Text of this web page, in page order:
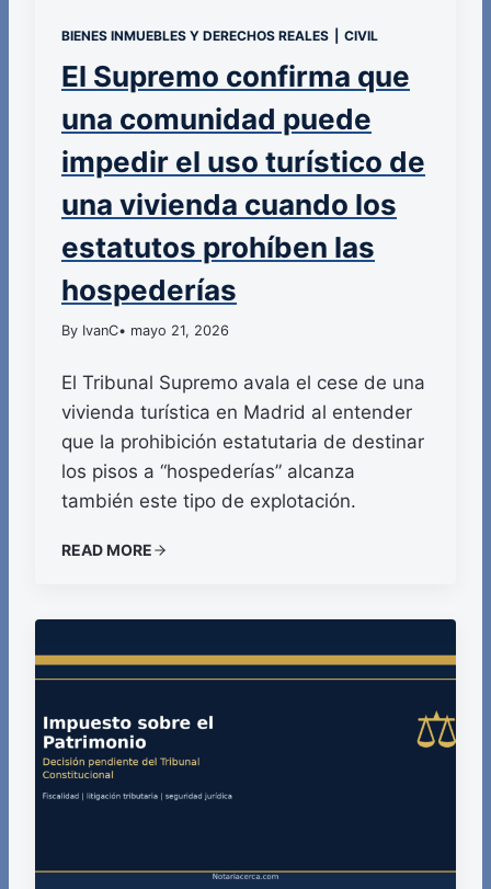
BIENES INMUEBLES Y DERECHOS REALES CIVIL
El Supremo confirma que
una comunidad puede
impedir el uso turístico de
una vivienda cuando los
estatutos prohíben las
hospederías
By IvanC• mayo 21, 2026
El Tribunal Supremo avala el cese de una
vivienda turística en Madrid al entender
que la prohibición estatutaria de destinar
los pisos a “hospederías” alcanza
también este tipo de explotación.
READ MORE